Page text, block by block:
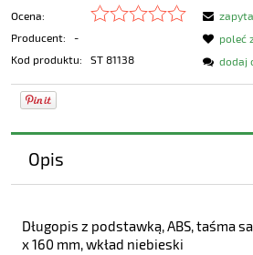
Ocena:
Producent:
-
Kod produktu:
ST 81138
poleć
dodaj
Opis
Długopis z podstawką, ABS, taśma
x 160 mm, wkład niebieski